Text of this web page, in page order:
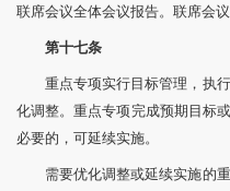
联席会议全体会议报告。联席会
第十七条
重点专项实行目标管理，执
化调整。重点专项完成预期目标
必要的，可延续实施。
需要优化调整或延续实施的